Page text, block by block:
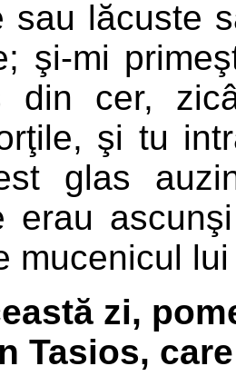
sau lăcuste
şi-mi
din cer,
şi tu
glas
erau
mucenicul
zi,
Tasios,